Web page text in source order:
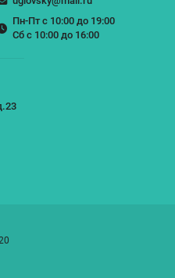
Пн-Пт с 10:00 до 19:00
Сб с 10:00 до 16:00